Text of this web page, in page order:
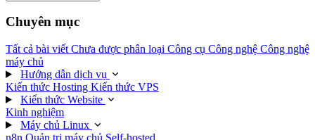
Chuyên mục
Tất cả bài viết Chưa được phân loại Công cụ Công nghệ Công nghệ
máy chủ
Hướng dẫn dịch vụ
Kiến thức Hosting Kiến thức VPS
Kiến thức Website
Kinh nghiệm
Máy chủ Linux
n8n Quản trị máy chủ Self-hosted